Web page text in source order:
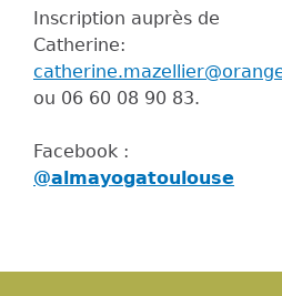
Inscription auprès de
Catherine:
ou 06 60 08 90 83.
Facebook :
@almayogatoulouse